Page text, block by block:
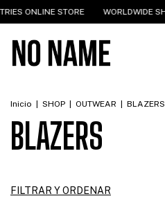
STORE WORLDWIDE SHIPPING
Inicio SHOP OUTWEAR BLAZERS
BLAZERS
FILTRAR Y ORDENAR